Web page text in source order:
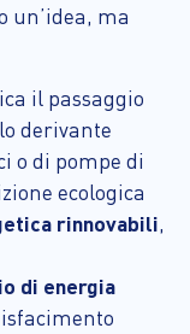
un’idea, ma
il passaggio
derivante
o di pompe di
ecologica
rinnovabili,
di energia